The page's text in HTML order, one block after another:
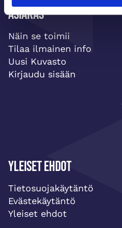
Asiakas
Näin se toimii
Tilaa ilmainen info
Uusi Kuvasto
Kirjaudu sisään
Yleiset ehdot
Tietosuojakäytäntö
Evästekäytäntö
Yleiset ehdot